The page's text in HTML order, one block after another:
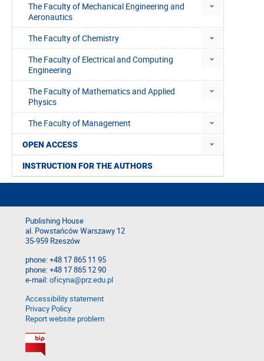
The Faculty of Mechanical Engineering and
Aeronautics
The Faculty of Chemistry
The Faculty of Electrical and Computing
Engineering
The Faculty of Mathematics and Applied
Physics
The Faculty of Management
OPEN ACCESS
INSTRUCTION FOR THE AUTHORS
Publishing House
al. Powstańców Warszawy 12
35-959 Rzeszów
phone: +48 17 865 11 95
phone: +48 17 865 12 90
e-mail:oficyna@prz.edu.pl
Accessibility statement
Privacy Policy
Report website problem